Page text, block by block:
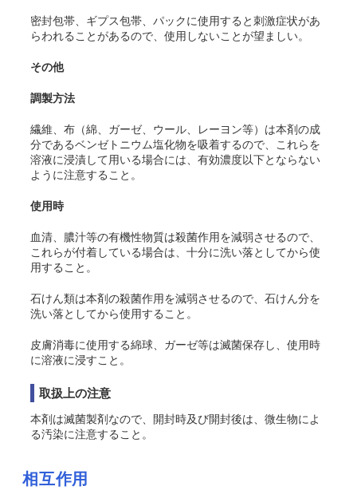
密封包帯、ギプス包帯、パックに使用すると刺激症状があ
らわれることがあるので、使用しないことが望ましい。
その他
調製方法
繊維、布（綿、ガーゼ、ウール、レーヨン等）は本剤の成
分であるベンゼトニウム塩化物を吸着するので、これらを
溶液に浸漬して用いる場合には、有効濃度以下とならない
ように注意すること。
使用時
血清、膿汁等の有機性物質は殺菌作用を減弱させるので、
これらが付着している場合は、十分に洗い落としてから使
用すること。
石けん類は本剤の殺菌作用を減弱させるので、石けん分を
洗い落としてから使用すること。
皮膚消毒に使用する綿球、ガーゼ等は滅菌保存し、使用時
に溶液に浸すこと。
取扱上の注意
本剤は滅菌製剤なので、開封時及び開封後は、微生物によ
る汚染に注意すること。
相互作用